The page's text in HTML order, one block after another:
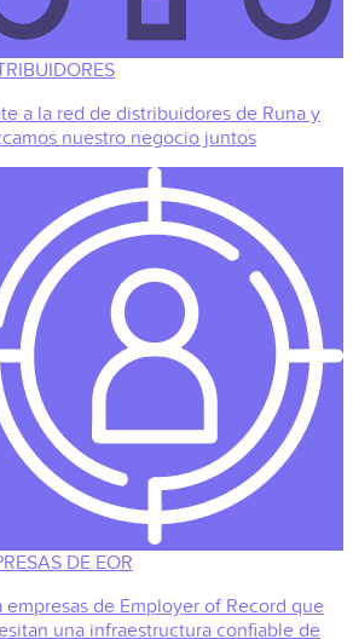
a la red de distribuidores de Runa y
nuestro negocio juntos
DE EOR
empresas de Employer of Record que
una infraestructura confiable de